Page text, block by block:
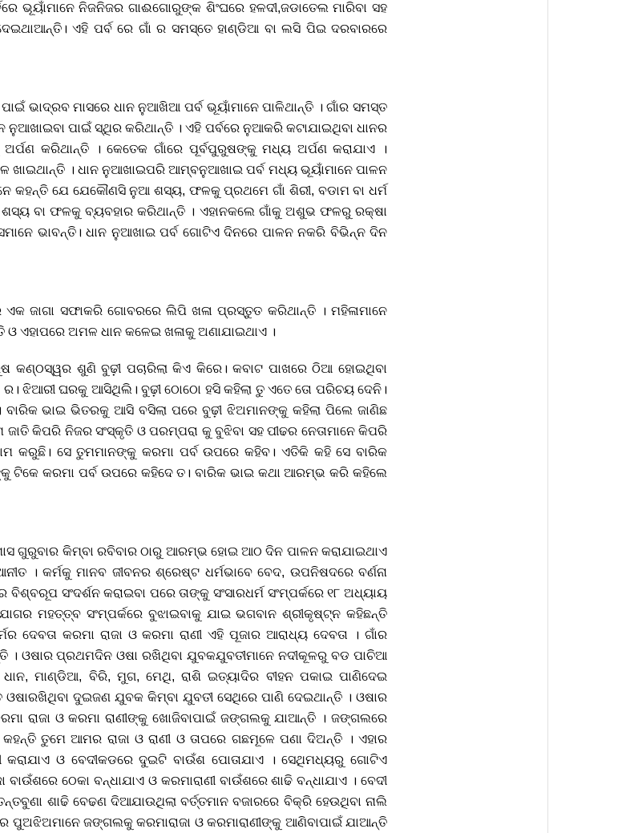
ଭୂୟାଁମାନେ ନିଜନିଜର ଗାଈଗୋରୁଙ୍କ ଶିଂଘରେ ହଳଦୀ,ଜଡାତେଲ ମାରିବା ସହ
ଏହି ପର୍ବ ରେ ଗାଁ ର ସମସ୍ତେ ହାଣ୍ଡିଆ ବା ଲସି ପିଇ ଦରବାରରେ
ଭାଦ୍ରବ ମାସରେ ଧାନ ନୁଆଖିଆ ପର୍ବ ଭୂୟାଁମାନେ ପାଳିଥାନ୍ତି । ଗାଁର ସମସ୍ତ
ନୁଆଖାଇବା ପାଇଁ ସ୍ଥିର କରିଥାନ୍ତି । ଏହି ପର୍ବରେ ନୁଆକରି କଟାଯାଇଥିବା ଧାନର
କରିଥାନ୍ତି । କେତେକ ଗାଁରେ ପୂର୍ବପୁରୁଷଙ୍କୁ ମଧ୍ୟ ଅର୍ପଣ କରାଯାଏ ।
ଖାଇଥାନ୍ତି । ଧାନ ନୁଆଖାଇପରି ଆମ୍ବନୁଆଖାଇ ପର୍ବ ମଧ୍ୟ ଭୂୟାଁମାନେ ପାଳନ
କହନ୍ତି ଯେ ଯେକୌଣସି ନୁଆ ଶସ୍ୟ, ଫଳକୁ ପ୍ରଥମେ ଗାଁ ଶିରୀ, ବଡାମ ବା ଧର୍ମ
ଶସ୍ୟ ବା ଫଳକୁ ବ୍ୟବହାର କରିଥାନ୍ତି । ଏହାନକଲେ ଗାଁକୁ ଅଶୁଭ ଫଳରୁ ରକ୍ଷା
ଭାବନ୍ତି। ଧାନ ନୁଆଖାଇ ପର୍ବ ଗୋଟିଏ ଦିନରେ ପାଳନ ନକରି ବିଭିନ୍ନ ଦିନ
ଏକ ଜାଗା ସଫାକରି ଗୋବରରେ ଲିପି ଖଳା ପ୍ରସ୍ତୁତ କରିଥାନ୍ତି । ମହିଳାମାନେ
ଏହାପରେ ଅମଳ ଧାନ କଳେଇ ଖଳାକୁ ଅଣାଯାଇଥାଏ ।
ଶୁଣି ବୁଢ଼ୀ ପଚାରିଲା କିଏ କିରେ। କବାଟ ପାଖରେ ଠିଆ ହୋଇଥିବା
ର। ଝିଆରୀ ଘରକୁ ଆସିଥିଲି। ବୁଢ଼ୀ ଠୋଠୋ ହସି କହିଲା ତୁ ଏତେ ତୋ ପରିଚୟ ଦେନି।
ଭାଇ ଭିତରକୁ ଆସି ବସିଲା ପରେ ବୁଢ଼ୀ ଝିଅମାନଙ୍କୁ କହିଲା ପିଲେ ଜାଣିଛ
କିପରି ନିଜର ସଂସ୍କୃତି ଓ ପରମ୍ପରା କୁ ବୁଝିବା ସହ ପୀଢର ନେତାମାନେ କିପରି
କରୁଛି। ସେ ତୁମମାନଙ୍କୁ କରମା ପର୍ବ ଉପରେ କହିବ। ଏତିକି କହି ସେ ବାରିକ
ଟିକେ କରମା ପର୍ବ ଉପରେ କହିଦେ ତ। ବାରିକ ଭାଇ କଥା ଆରମ୍ଭ କରି କହିଲେ
ଗୁରୁବାର କିମ୍ବା ରବିବାର ଠାରୁ ଆରମ୍ଭ ହୋଇ ଆଠ ଦିନ ପାଳନ କରାଯାଇଥାଏ
। କର୍ମକୁ ମାନବ ଜୀବନର ଶ୍ରେଷ୍ଟ ଧର୍ମଭାବେ ବେଦ, ଉପନିଷଦରେ ବର୍ଣନା
ସଂଦର୍ଶନ କରାଇବା ପରେ ତାଙ୍କୁ ସଂସାରଧର୍ମ ସଂମ୍ପର୍କରେ ୧୮ ଅଧ୍ୟାୟ
ମହତ୍ତ୍ବ ସଂମ୍ପର୍କରେ ବୁଝାଇବାକୁ ଯାଇ ଭଗବାନ ଶ୍ରୀକୃଷ୍ଟ୍ନ କହିଛନ୍ତି
ଦେବତା କରମା ରାଜା ଓ କରମା ରାଣୀ ଏହି ପୂଜାର ଆରାଧ୍ୟ ଦେବତା । ଗାଁର
। ଓଷାର ପ୍ରଥମଦିନ ଓଷା ରଖିଥିବା ଯୁବକଯୁବତୀମାନେ ନଦୀକୂଳରୁ ବଡ ପାଚିଆ
ମାଣ୍ଡିଆ, ବିରି, ମୁଗ, ମେଥି, ରାଶି ଇତ୍ୟାଦିର ବୀହନ ପକାଇ ପାଣିଦେଇ
ଓଷାରଖିଥିବା ଦୁଇଜଣ ଯୁବକ କିମ୍ବା ଯୁବତୀ ସେଥିରେ ପାଣି ଦେଇଥାନ୍ତି । ଓଷାର
ରାଜା ଓ କରମା ରାଣୀଙ୍କୁ ଖୋଜିବାପାଇଁ ଜଙ୍ଗଲକୁ ଯାଆନ୍ତି । ଜଙ୍ଗଲରେ
ତୁମେ ଆମର ରାଜା ଓ ରାଣୀ ଓ ତାପରେ ଗଛମୂଳେ ପଣା ଦିଅନ୍ତି । ଏହାର
ଓ ବେଦୀକଡରେ ଦୁଇଟି ବାଉଁଶ ପୋତାଯାଏ । ସେଥିମଧ୍ୟରୁ ଗୋଟିଏ
ବାଉଁଶରେ ଠେକା ବନ୍ଧାଯାଏ ଓ କରମାରାଣୀ ବାଉଁଶରେ ଶାଢି ବନ୍ଧାଯାଏ । ବେଦୀ
ଶାଢି ବେଢଣ ଦିଆଯାଉଥିଲା ବର୍ତ୍ତମାନ ବଜାରରେ ବିକ୍ରି ହେଉଥିବା ନାଲି
ପୁଅଝିଅମାନେ ଜଙ୍ଗଲକୁ କରମାରାଜା ଓ କରମାରାଣୀଙ୍କୁ ଆଣିବାପାଇଁ ଯାଆନ୍ତି